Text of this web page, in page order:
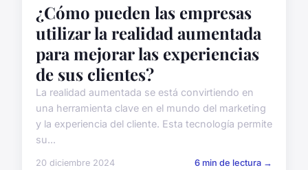
¿Cómo pueden las empresas
utilizar la realidad aumentada
para mejorar las experiencias
de sus clientes?
La realidad aumentada se está convirtiendo en
una herramienta clave en el mundo del marketing
y la experiencia del cliente. Esta tecnología permite
su...
20 diciembre 2024 6 min de lectura →